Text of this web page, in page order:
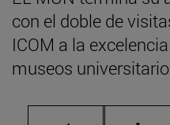
con el doble de
ICOM a la
museos